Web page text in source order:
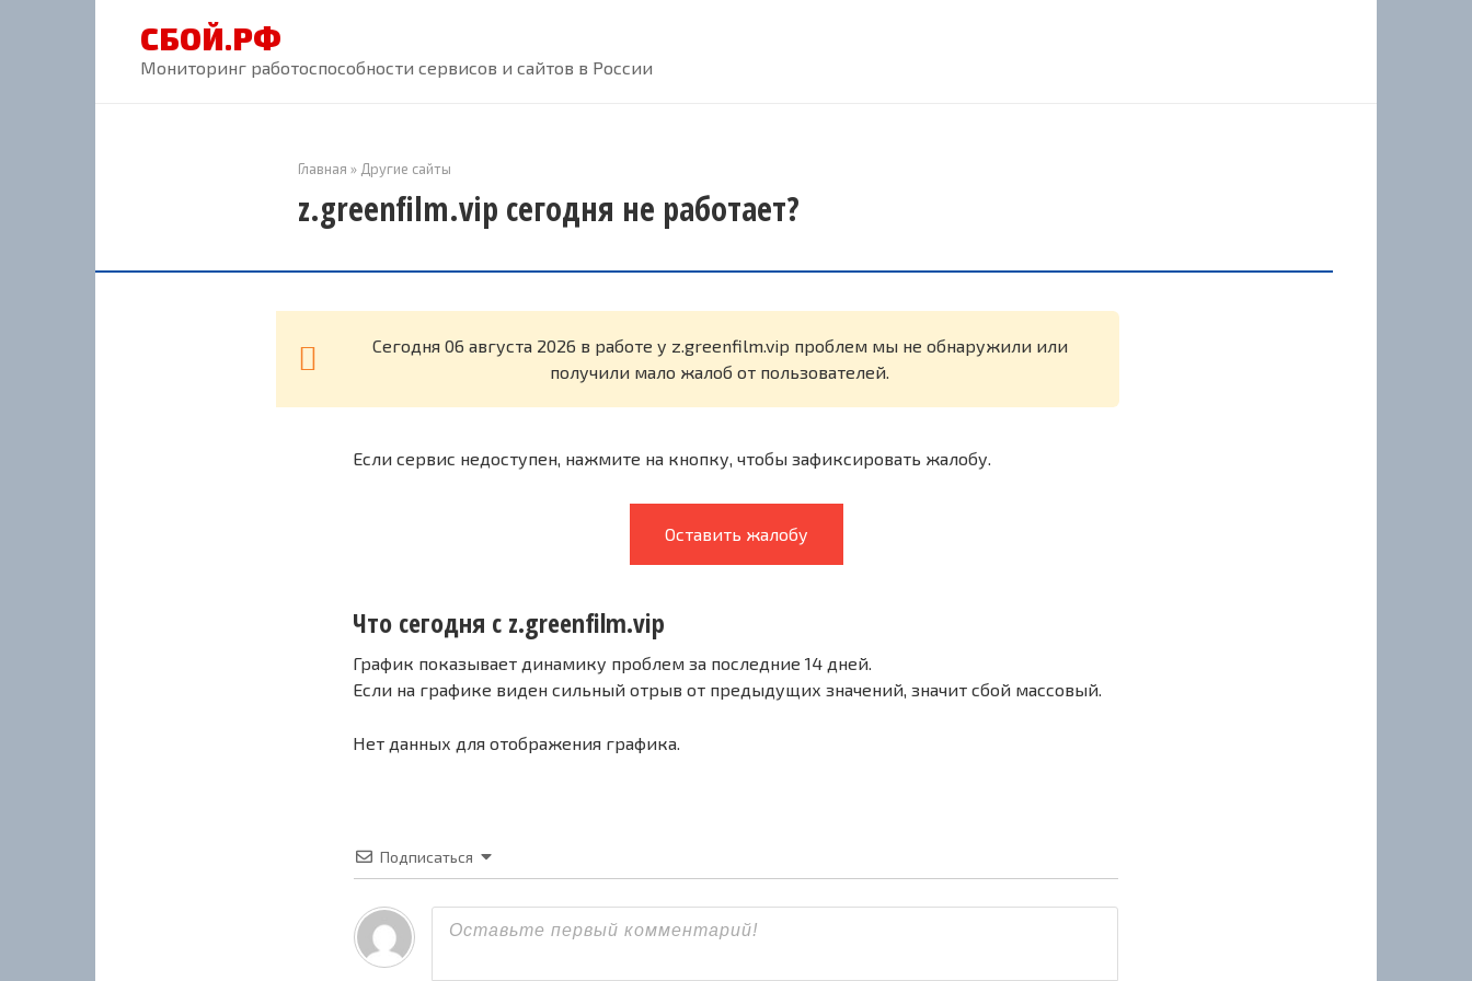
СБОЙ.РФ
Мониторинг работоспособности сервисов и сайтов в России
Главная » Другие сайты
z.greenfilm.vip сегодня не работает?
Cегодня 06 августа 2026 в работе у z.greenfilm.vip проблем мы не обнаружили или
получили мало жалоб от пользователей.
Если сервис недоступен, нажмите на кнопку, чтобы зафиксировать жалобу.
Оставить жалобу
Что сегодня с z.greenfilm.vip
График показывает динамику проблем за последние 14 дней.
Если на графике виден сильный отрыв от предыдущих значений, значит сбой массовый.
Нет данных для отображения графика.
Подписаться